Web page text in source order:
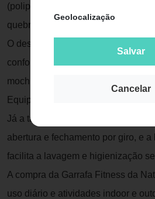
Geolocalização
Salvar
Cancelar
(polipropileno), a Garrafa Fitness é
quebra facilmente.
O design da alça é grande o
confortavelmente nas mãos ou
mochilas e acessórios.
Equipada com uma dobradiça,
Já a tampa conta com anel de
abertura e fechamento por giro, e
facilita a lavagem e higienização
A compra da Garrafa Fitness da
uso diário e atividades indoor e